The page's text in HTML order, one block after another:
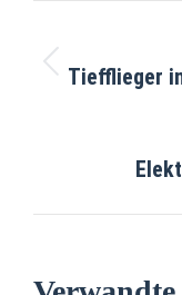
Tiefflieger